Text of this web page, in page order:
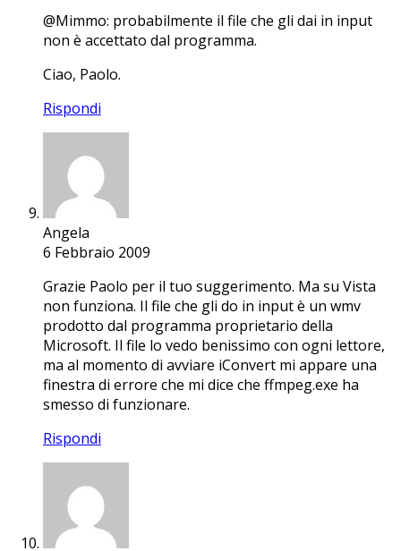
@Mimmo: probabilmente il file che gli dai in input
non è accettato dal programma.
Ciao, Paolo.
Rispondi
Angela
6 Febbraio 2009
Grazie Paolo per il tuo suggerimento. Ma su Vista
non funziona. Il file che gli do in input è un wmv
prodotto dal programma proprietario della
Microsoft. Il file lo vedo benissimo con ogni lettore,
ma al momento di avviare iConvert mi appare una
finestra di errore che mi dice che ffmpeg.exe ha
smesso di funzionare.
Rispondi